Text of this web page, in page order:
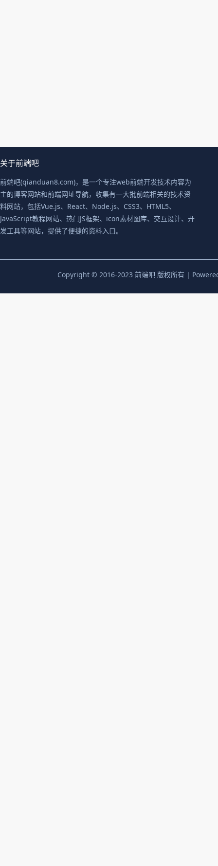
关于前端吧
前端吧(qianduan8.com)，是一个专注web前端开发技术内容为
主的博客网站和前端网址导航，收集有一大批前端相关的技术资
料网站，包括Vue.js、React、Node.js、CSS3、HTML5、
JavaScript教程网站、热门JS框架、icon素材图库、交互设计、开
发工具等网站，提供了便捷的资料入口。
Copyright © 2016-2023 前端吧 版权所有 |